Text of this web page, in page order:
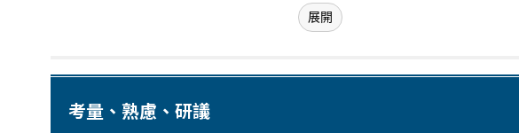
展開
考量、熟慮、研議